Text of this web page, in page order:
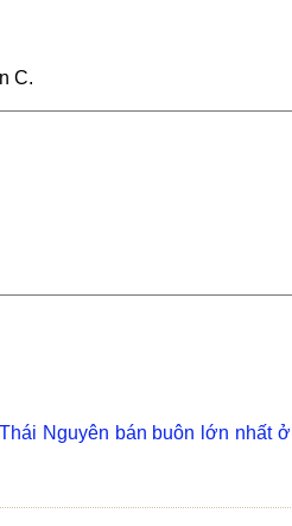
C.
Nguyên bán buôn lớn nhất ở